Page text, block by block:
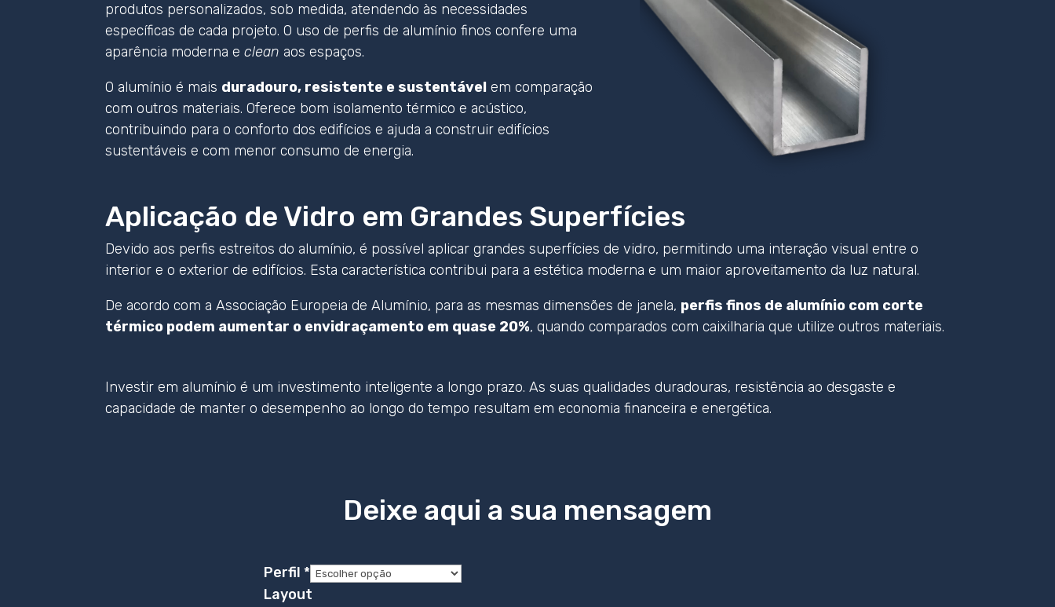
produtos personalizados, sob medida, atendendo às necessidades
específicas de cada projeto. O uso de perfis de alumínio finos confere uma
aparência moderna eclean aos espaços.
O alumínio é mais duradouro, resistente e sustentável em comparação
com outros materiais. Oferece bom isolamento térmico e acústico,
contribuindo para o conforto dos edifícios e ajuda a construir edifícios
sustentáveis e com menor consumo de energia.
Aplicação de Vidro em Grandes Superfícies
Devido aos perfis estreitos do alumínio, é possível aplicar grandes superfícies de vidro, permitindo uma interação visual entre o
interior e o exterior de edifícios. Esta característica contribui para a estética moderna e um maior aproveitamento da luz natural.
De acordo com a Associação Europeia de Alumínio, para as mesmas dimensões de janela, perfis finos de alumínio com corte
térmico podem aumentar o envidraçamento em quase 20%, quando comparados com caixilharia que utilize outros materiais.
Investir em alumínio é um investimento inteligente a longo prazo. As suas qualidades duradouras, resistência ao desgaste e
capacidade de manter o desempenho ao longo do tempo resultam em economia financeira e energética.
Deixe aqui a sua mensagem
Perfil *
Layout